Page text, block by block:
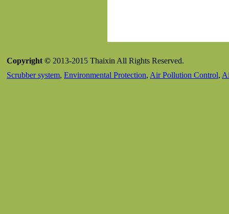
Copyright © 2013-2015 Thaixin All Rights Reserved.
Scrubber system, Environmental Protection, Air Pollution Control,